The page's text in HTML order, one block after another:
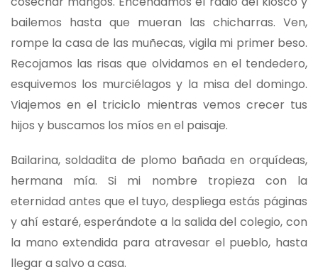
bailemos hasta que mueran las chicharras. Ven,
rompe la casa de las muñecas, vigila mi primer beso.
Recojamos las risas que olvidamos en el tendedero,
esquivemos los murciélagos y la misa del domingo.
Viajemos en el triciclo mientras vemos crecer tus
hijos y buscamos los míos en el paisaje.
Bailarina, soldadita de plomo bañada en orquídeas,
hermana mía. Si mi nombre tropieza con la
eternidad antes que el tuyo, despliega estás páginas
y ahí estaré, esperándote a la salida del colegio, con
la mano extendida para atravesar el pueblo, hasta
llegar a salvo a casa.